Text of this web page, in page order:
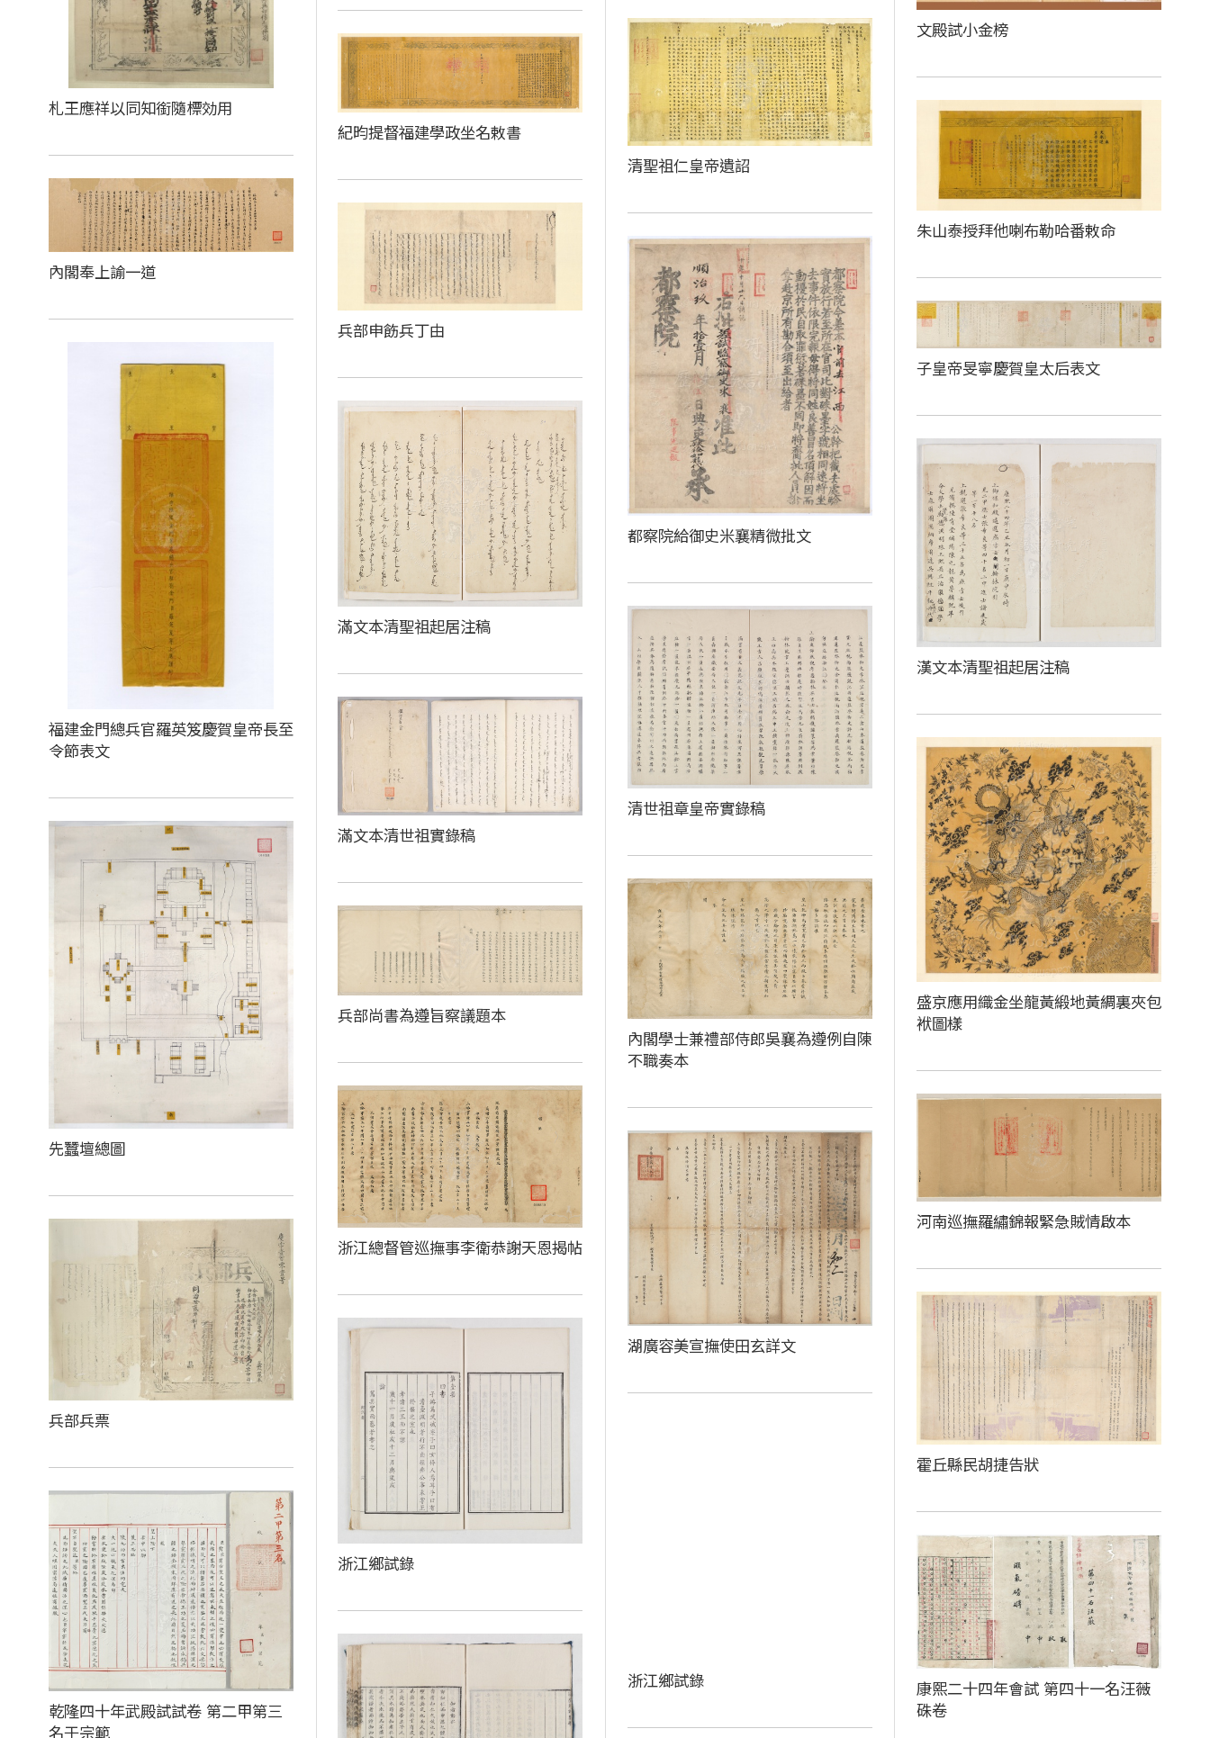
札王應祥以同知銜隨標効用
文殿試小金榜
清聖祖仁皇帝遺詔
紀昀提督福建學政坐名敕書
朱山泰授拜他喇布勒哈番敕命
內閣奉上諭一道
兵部申飭兵丁由
都察院給御史米襄精微批文
子皇帝旻寧慶賀皇太后表文
福建金門總兵官羅英笈慶賀皇帝長至
令節表文
滿文本清聖祖起居注稿
漢文本清聖祖起居注稿
清世祖章皇帝實錄稿
滿文本清世祖實錄稿
盛京應用織金坐龍黃緞地黃綢裏夾包
袱圖樣
先蠶壇總圖
內閣學士兼禮部侍郎吳襄為遵例自陳
不職奏本
兵部尚書為遵旨察議題本
浙江總督管巡撫事李衛恭謝天恩揭帖
河南巡撫羅繡錦報緊急賊情啟本
湖廣容美宣撫使田玄詳文
兵部兵票
霍丘縣民胡捷告狀
浙江鄉試錄
浙江鄉試錄
乾隆四十年武殿試試卷 第二甲第三
名于宗範
康熙二十四年會試 第四十一名汪薇
硃卷